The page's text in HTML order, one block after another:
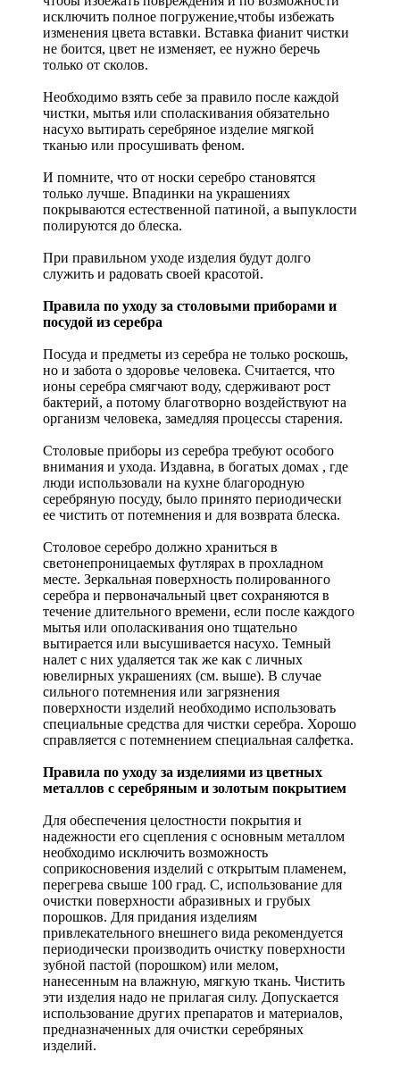
исключить полное погружение,чтобы избежать
изменения цвета вставки. Вставка фианит чистки
не боится, цвет не изменяет, ее нужно беречь
только от сколов.
Необходимо взять себе за правило после каждой
чистки, мытья или споласкивания обязательно
насухо вытирать серебряное изделие мягкой
тканью или просушивать феном.
И помните, что от носки серебро становятся
только лучше. Впадинки на украшениях
покрываются естественной патиной, а выпуклости
полируются до блеска.
При правильном уходе изделия будут долго
служить и радовать своей красотой.
Правила по уходу за столовыми приборами и
посудой из серебра
Посуда и предметы из серебра не только роскошь,
но и забота о здоровье человека. Считается, что
ионы серебра смягчают воду, сдерживают рост
бактерий, а потому благотворно воздействуют на
организм человека, замедляя процессы старения.
Столовые приборы из серебра требуют особого
внимания и ухода. Издавна, в богатых домах , где
люди использовали на кухне благородную
серебряную посуду, было принято периодически
ее чистить от потемнения и для возврата блеска.
Столовое серебро должно храниться в
светонепроницаемых футлярах в прохладном
месте. Зеркальная поверхность полированного
серебра и первоначальный цвет сохраняются в
течение длительного времени, если после каждого
мытья или ополаскивания оно тщательно
вытирается или высушивается насухо. Темный
налет с них удаляется так же как с личных
ювелирных украшениях (см. выше). В случае
сильного потемнения или загрязнения
поверхности изделий необходимо использовать
специальные средства для чистки серебра. Хорошо
справляется с потемнением специальная салфетка.
Правила по уходу за изделиями из цветных
металлов с серебряным и золотым покрытием
Для обеспечения целостности покрытия и
надежности его сцепления с основным металлом
необходимо исключить возможность
соприкосновения изделий с открытым пламенем,
перегрева свыше 100 град. С, использование для
очистки поверхности абразивных и грубых
порошков. Для придания изделиям
привлекательного внешнего вида рекомендуется
периодически производить очистку поверхности
зубной пастой (порошком) или мелом,
нанесенным на влажную, мягкую ткань. Чистить
эти изделия надо не прилагая силу. Допускается
использование других препаратов и материалов,
предназначенных для очистки серебряных
изделий.